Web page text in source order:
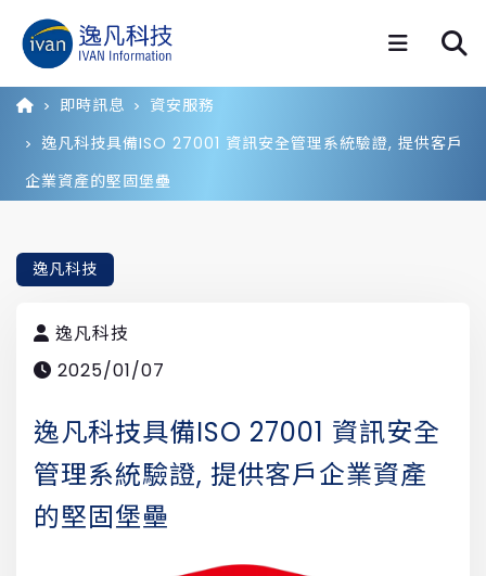
即時訊息
資安服務
逸凡科技具備ISO 27001 資訊安全管理系統驗證, 提供客戶
企業資產的堅固堡壘
逸凡科技
逸凡科技
2025/01/07
逸凡科技具備ISO 27001 資訊安全
管理系統驗證, 提供客戶企業資產
的堅固堡壘